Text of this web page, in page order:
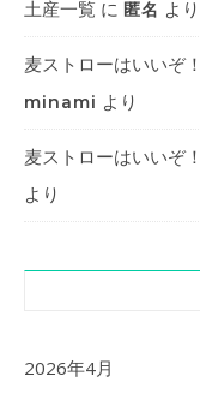
土産一覧 に 匿名 より
麦ストローはいいぞ
minami より
麦ストローはいいぞ
より
2026年4月